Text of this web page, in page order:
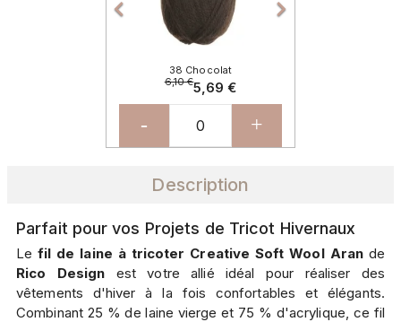
 
38 Chocolat
6,10 €5,69 €
- +
Description
Parfait pour vos Projets de Tricot Hivernaux
Lefil de laine à tricoter Creative Soft Wool Arande
Rico Design est votre allié idéal pour réaliser des
vêtements d'hiver à la fois confortables et élégants.
Combinant 25 % de laine vierge et 75 % d'acrylique, ce fil